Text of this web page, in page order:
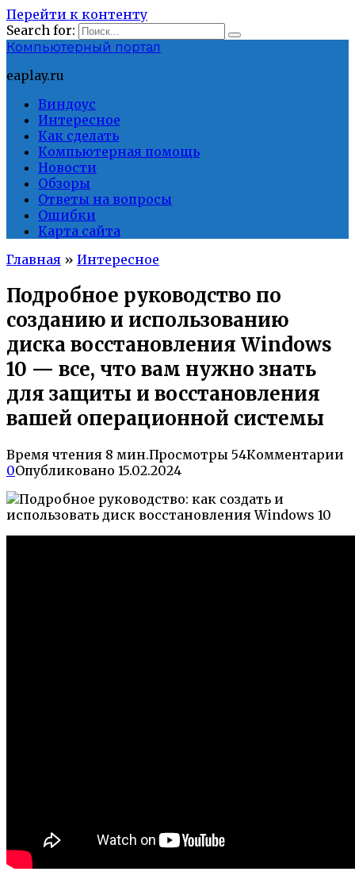
Перейти к контенту
Search for:
Компьютерный портал
eaplay.ru
Виндоус
Интересное
Как сделать
Компьютерная помощь
Новости
Обзоры
Ответы на вопросы
Ошибки
Карта сайта
Главная » Интересное
Подробное руководство по
созданию и использованию
диска восстановления Windows
10 — все, что вам нужно знать
для защиты и восстановления
вашей операционной системы
Время чтения 8 мин.Просмотры 54Комментарии
0Опубликовано 15.02.2024